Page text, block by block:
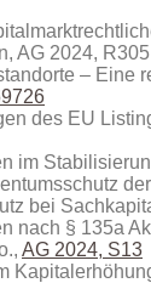
AG 2024, R305
– Eine
des EU
im
bei
nach § 135a
AG 2024, S13